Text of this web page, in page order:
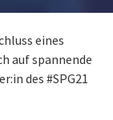
eines
auf spannende
des #SPG21